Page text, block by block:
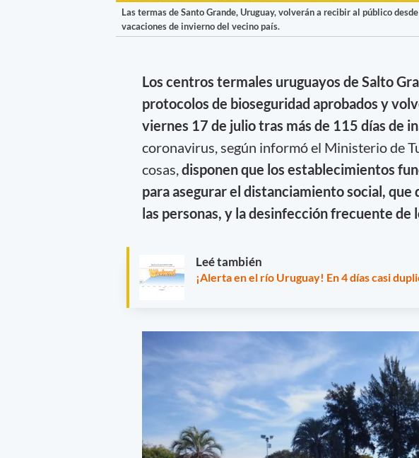
Las termas de Santo Grande, Uruguay, volverán a recibir al público
vacaciones de invierno del vecino país.
Los centros termales uruguayos de Salto
protocolos de bioseguridad aprobados y
viernes 17 de julio tras más de 115 días de
coronavirus, según informó el Ministerio de
cosas, disponen que los establecimientos
para asegurar el distanciamiento social,
las personas, y la desinfección frecuente de
Leé también
¡Alerta en el río Uruguay! En 4 días casi